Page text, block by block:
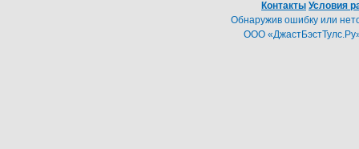
Контакты Условия
Обнаружив ошибку или
ООО